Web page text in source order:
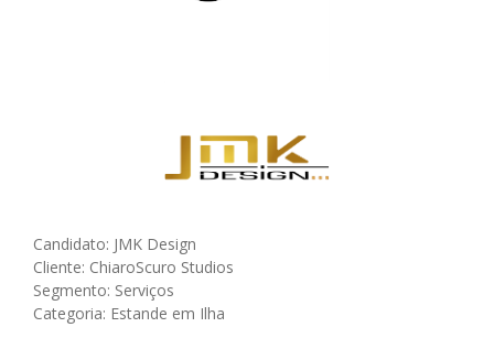
Candidato: JMK Design
Cliente: ChiaroScuro Studios
Segmento: Serviços
Categoria: Estande em Ilha